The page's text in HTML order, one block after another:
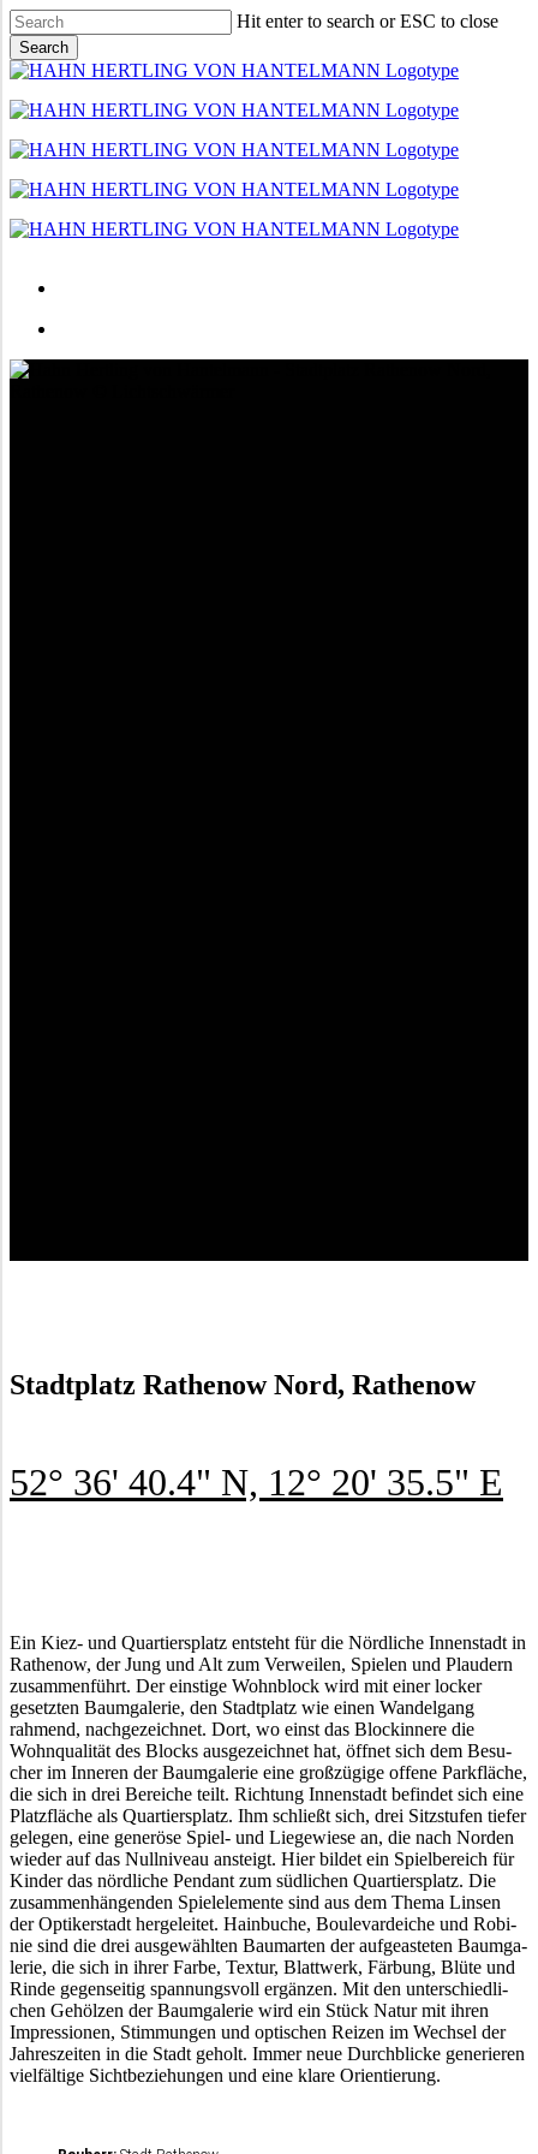
Skip
to
main
content
Hit enter to search or ESC to close
Search
Close
Menu
Stadt­platz Rathe­now Nord, Rathenow
52° 36' 40.4" N, 12° 20' 35.5" E
Ein Kiez- und Quar­tiers­platz entsteht für die Nörd­li­che Innen­stadt in
Rathe­now, der Jung und Alt zum Verwei­len, Spie­len und Plau­dern
zusam­men­führt. Der eins­ti­ge Wohn­block wird mit einer locker
gesetz­ten Baum­ga­le­rie, den Stadt­platz wie einen Wandel­gang
rahmend, nach­ge­zeich­net. Dort, wo einst das Block­in­ne­re die
Wohn­qua­li­tät des Blocks ausge­zeich­net hat, öffnet sich dem Besu­
cher im Inne­ren der Baum­ga­le­rie eine groß­zü­gi­ge offe­ne Park­flä­che,
die sich in drei Berei­che teilt. Rich­tung Innen­stadt befin­det sich eine
Platz­flä­che als Quar­tiers­platz. Ihm schließt sich, drei Sitz­stu­fen tiefer
gele­gen, eine gene­rö­se Spiel- und Liege­wie­se an, die nach Norden
wieder auf das Null­ni­veau ansteigt. Hier bildet ein Spiel­be­reich für
Kinder das nörd­li­che Pendant zum südli­chen Quar­tiers­platz. Die
zusam­men­hän­gen­den Spiel­ele­men­te sind aus dem Thema Linsen
der Opti­ker­stadt herge­lei­tet. Hain­bu­che, Boule­var­dei­che und Robi­
nie sind die drei ausge­wähl­ten Baum­ar­ten der aufge­as­te­ten Baum­ga­
le­rie, die sich in ihrer Farbe, Textur, Blatt­werk, Färbung, Blüte und
Rinde gegen­sei­tig span­nungs­voll ergän­zen. Mit den unter­schied­li­
chen Gehöl­zen der Baum­ga­le­rie wird ein Stück Natur mit ihren
Impres­sio­nen, Stim­mun­gen und opti­schen Reizen im Wech­sel der
Jahres­zei­ten in die Stadt geholt. Immer neue Durch­bli­cke gene­rie­ren
viel­fäl­ti­ge Sicht­be­zie­hun­gen und eine klare Orientierung.